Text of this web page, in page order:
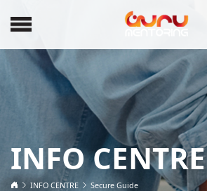
INFO CENTRE
INFO CENTRE Secure Guide